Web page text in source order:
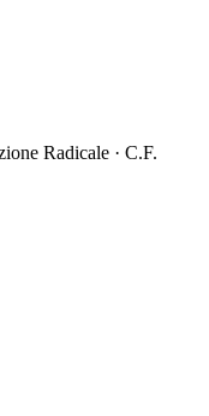
Radicale · C.F.